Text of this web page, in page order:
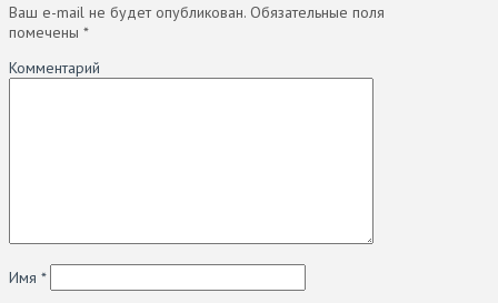
Ваш e-mail не будет опубликован. Обязательные поля
помечены *
Комментарий
Имя *